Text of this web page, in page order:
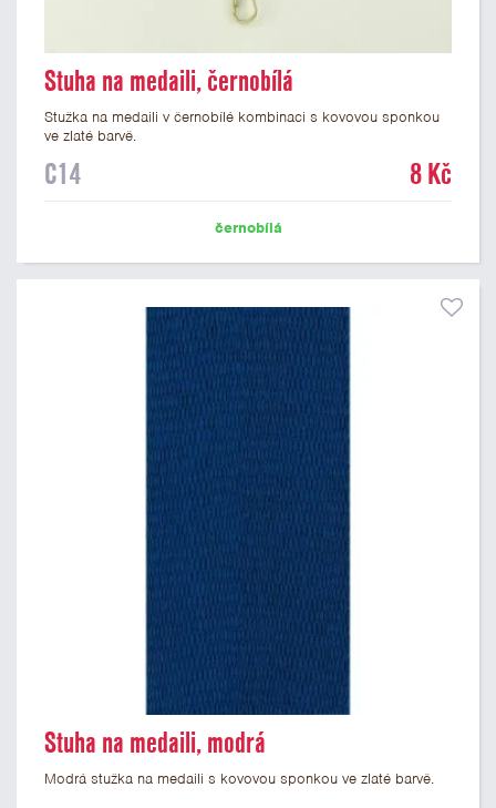
Stuha na medaili, černobílá
Stužka na medaili v černobílé kombinaci s kovovou sponkou
ve zlaté barvě.
C14 8 Kč
černobílá
Stuha na medaili, modrá
Modrá stužka na medaili s kovovou sponkou ve zlaté barvě.